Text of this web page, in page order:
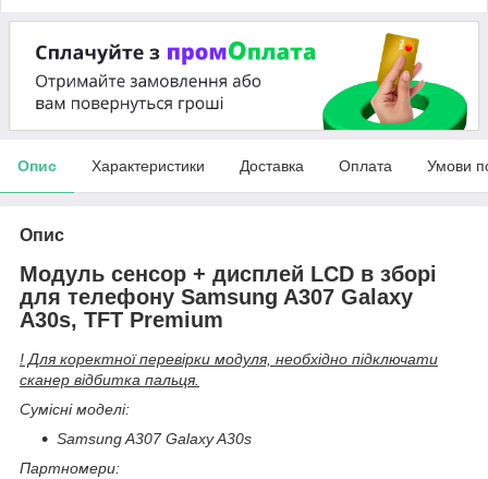
Опис Характеристики Доставка Оплата Умови
Опис
Модуль сенсор + дисплей LCD в зборі
для телефону Samsung A307 Galaxy
A30s, TFT Premium
! Для коректної перевірки модуля, необхідно підключати
сканер відбитка пальця.
Сумісні моделі:
Samsung A307 Galaxy A30s
Партномери: